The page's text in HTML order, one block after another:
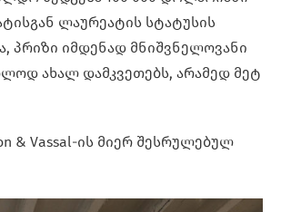
ლაურეატის სტატუსის
პრიზი იმდენად მნიშვნელოვანი
ახალ დამკვეთებს, არამედ მეტ
& Vassal-ის მიერ შესრულებულ